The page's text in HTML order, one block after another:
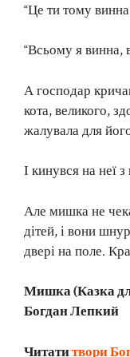
“Це ти тому
“Всьому я винна,
А господар
кота, великого,
жалувала для
І кинувся на неї
Але мишка не
дітей, і вони
двері на поле.
Мишка (Казка
Богдан Лепкий
Читатитвори